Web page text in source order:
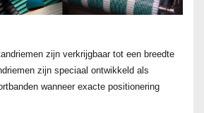
zijn verkrijgbaar tot een breedte
zijn speciaal ontwikkeld als
wanneer exacte positionering